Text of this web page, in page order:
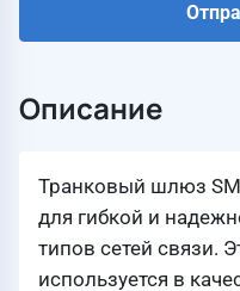
Описание
Транковый шлюз
для гибкой и
типов сетей связи.
используется в